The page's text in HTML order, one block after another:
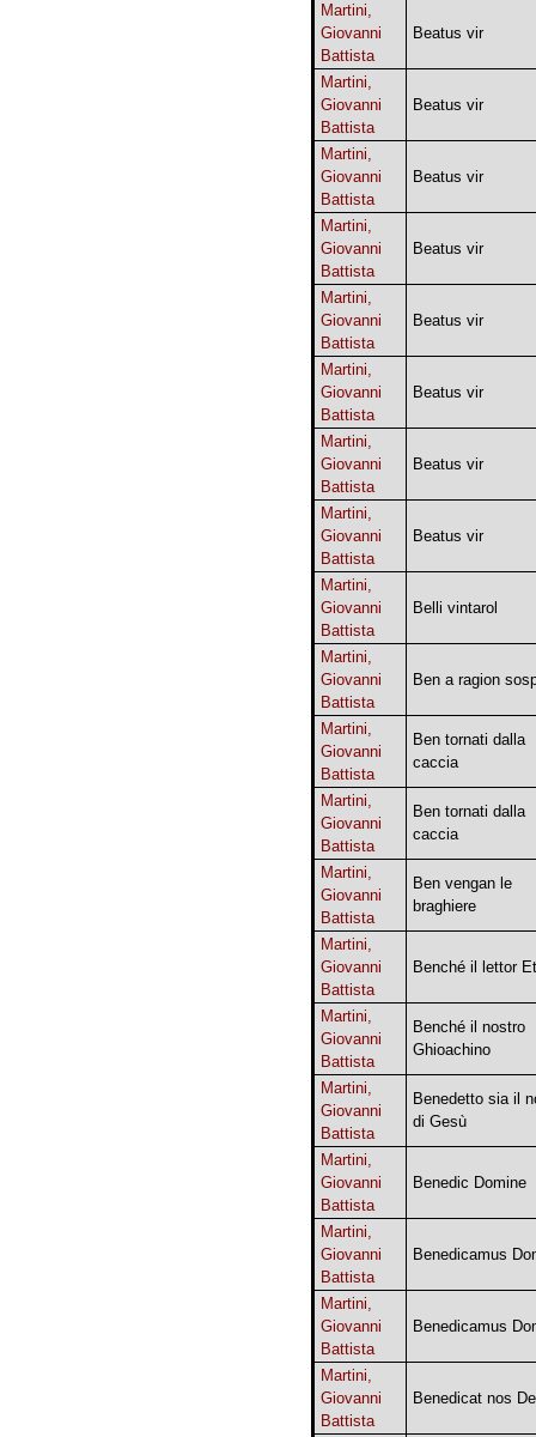
Martini,
Giovanni
Battista
Beatus vir
Martini,
Giovanni
Battista
Beatus vir
Martini,
Giovanni
Battista
Beatus vir
Martini,
Giovanni
Battista
Beatus vir
Martini,
Giovanni
Battista
Beatus vir
Martini,
Giovanni
Battista
Beatus vir
Martini,
Giovanni
Battista
Beatus vir
Martini,
Giovanni
Battista
Beatus vir
Martini,
Giovanni
Battista
Belli vintarol
Martini,
Giovanni
Battista
Ben a ragion
Martini,
Giovanni
Battista
Ben tornati dalla
caccia
Martini,
Giovanni
Battista
Ben tornati dalla
caccia
Martini,
Giovanni
Battista
Ben vengan le
braghiere
Martini,
Giovanni
Battista
Benché il lettor
Martini,
Giovanni
Battista
Benché il nostro
Ghioachino
Martini,
Giovanni
Battista
Benedetto sia il
di Gesù
Martini,
Giovanni
Battista
Benedic Domine
Martini,
Giovanni
Battista
Benedicamus
Martini,
Giovanni
Battista
Benedicamus
Martini,
Giovanni
Battista
Benedicat nos